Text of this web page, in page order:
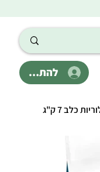
להתחבר
כלב 7 ק"ג